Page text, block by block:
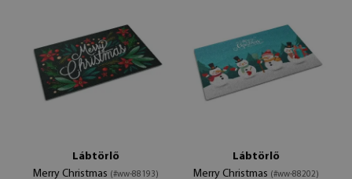
Lábtörlő
Merry Christmas (#ww-88193)
Lábtörlő
Merry Christmas (#ww-88202)